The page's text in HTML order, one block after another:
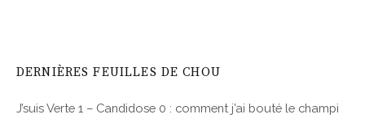
DERNIÈRES FEUILLES DE CHOU
J’suis Verte 1 – Candidose 0 : comment j’ai bouté le champi